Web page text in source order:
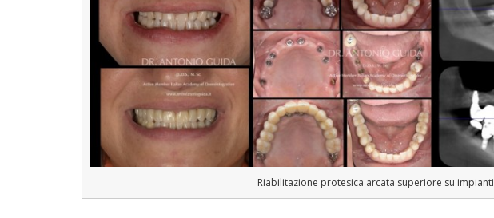
Riabilitazione protesica arcata superiore su impianti